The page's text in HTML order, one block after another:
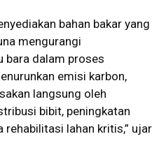
bahan bakar yang
mengurangi
bara dalam proses
emisi karbon,
langsung oleh
bibit, peningkatan
rehabilitasi lahan kritis,” ujar